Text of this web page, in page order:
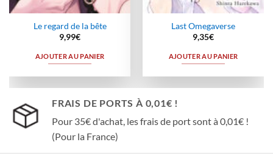
Le regard de la bête
9,99€
AJOUTER AU PANIER
Last Omegaverse
9,35€
AJOUTER AU PANIER
FRAIS DE PORTS À 0,01€ !
Pour 35€ d'achat, les frais de port sont à 0,01€ !
(Pour la France)